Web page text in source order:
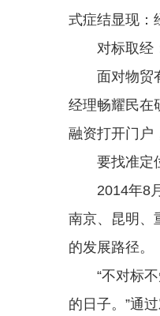
式症结显现：
对标取经：
面对物贸有
经理畅耀民在
融资打开门户
要找准定位
2014年8月
南京、昆明、
的发展路径。
“不对标不
的日子。”通